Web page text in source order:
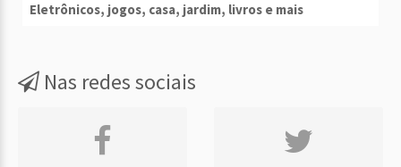
Eletrônicos, jogos, casa, jardim, livros e mais
Nas redes sociais